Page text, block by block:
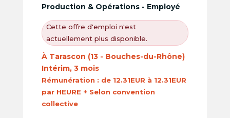
Production & Opérations - Employé
Cette offre d'emploi n'est
actuellement plus disponible.
À Tarascon (13 - Bouches-du-Rhône)
Intérim, 3 mois
Rémunération : de 12.31EUR à 12.31EUR
par HEURE + Selon convention
collective